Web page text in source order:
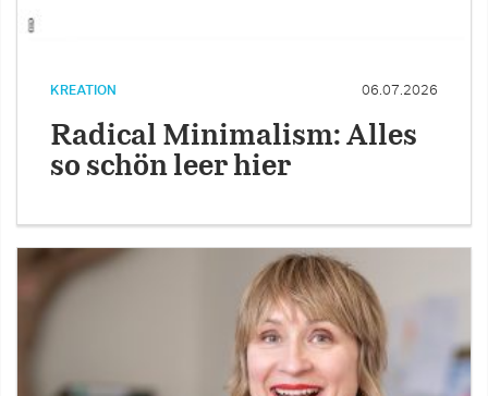
KREATION 06.07.2026
Radical Minimalism: Alles
so schön leer hier